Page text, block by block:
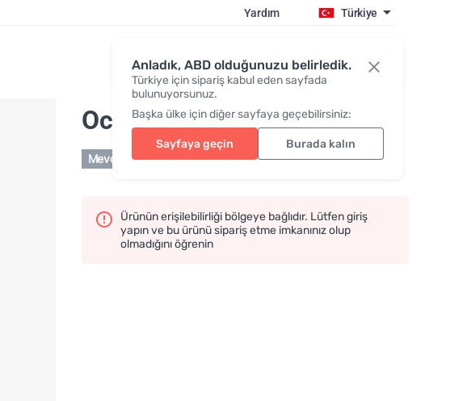
Anladık, ABD olduğunuzu belirledik.
Türkiye için sipariş kabul eden sayfada
bulunuyorsunuz.
Başka ülke için diğer sayfaya geçebilirsiniz:
Sayfaya geçin Burada kalın
Yardım Türkiye
Giriş / Katıl
Oceanmin
Mevcut değil
Ürünün erişilebilirliği bölgeye bağlıdır. Lütfen giriş
yapın ve bu ürünü sipariş etme imkanınız olup
olmadığını öğrenin